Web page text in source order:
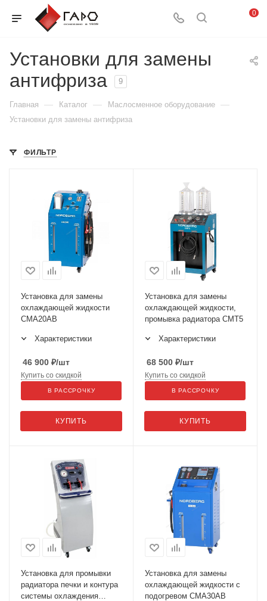
0
Установки для замены
антифриза
9
Главная — Каталог — Маслосменное оборудование —
Установки для замены антифриза
ФИЛЬТР
Установка для замены
охлаждающей жидкости
CMA20AB
Характеристики
46 900 ₽/шт
КУПИТЬ
Купить со скидкой
В РАССРОЧКУ
Установка для замены
охлаждающей жидкости,
промывка радиатора CMT5
Характеристики
68 500 ₽/шт
КУПИТЬ
Купить со скидкой
В РАССРОЧКУ
Установка для промывки
радиатора печки и контура
системы охлаждения
Установка для замены
охлаждающей жидкости с
подогревом CMA30AB